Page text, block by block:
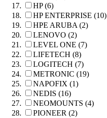
HP (6)
HP ENTERPRISE (10)
HPE ARUBA (2)
LENOVO (2)
LEVEL ONE (7)
LIFETECH (8)
LOGITECH (7)
METRONIC (19)
NAPOFIX (1)
NEDIS (16)
NEOMOUNTS (4)
PIONEER (2)